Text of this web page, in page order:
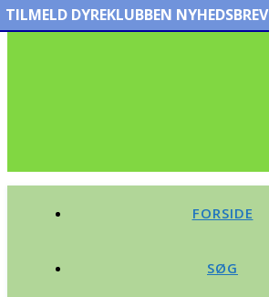
FORSIDE
SØG
TILMELD DYREKLUBBEN NYHEDSBREV